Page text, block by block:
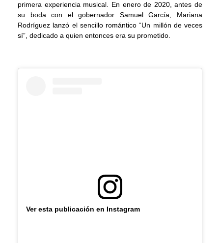
primera experiencia musical. En enero de 2020, antes de
su boda con el gobernador Samuel García, Mariana
Rodríguez lanzó el sencillo romántico “Un millón de veces
sí”, dedicado a quien entonces era su prometido.
Ver esta publicación en Instagram